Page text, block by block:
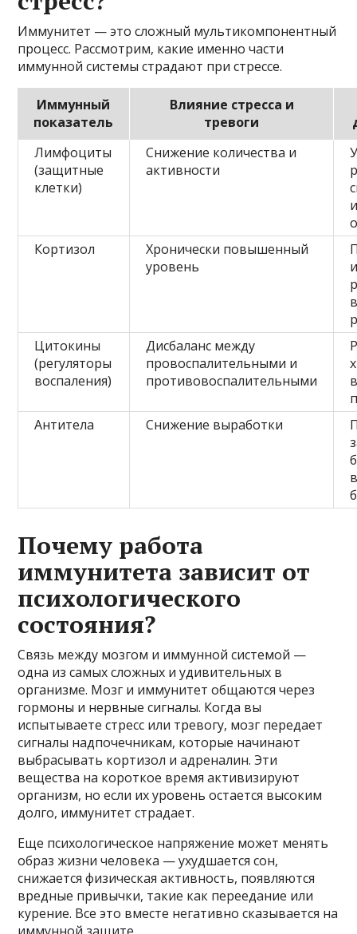
Иммунитет — это сложный мультикомпонентный
процесс. Рассмотрим, какие именно части
иммунной системы страдают при стрессе.
Иммунный
показатель
Влияние стресса и
тревоги
Лимфоциты
(защитные
клетки)
Снижение количества и
активности
Кортизол
Хронически повышенный
уровень
Цитокины
(регуляторы
воспаления)
Дисбаланс между
провоспалительными и
противовоспалительными
Антитела
Снижение выработки
Почему работа
иммунитета зависит от
психологического
состояния?
Связь между мозгом и иммунной системой —
одна из самых сложных и удивительных в
организме. Мозг и иммунитет общаются через
гормоны и нервные сигналы. Когда вы
испытываете стресс или тревогу, мозг передает
сигналы надпочечникам, которые начинают
выбрасывать кортизол и адреналин. Эти
вещества на короткое время активизируют
организм, но если их уровень остается высоким
долго, иммунитет страдает.
Еще психологическое напряжение может менять
образ жизни человека — ухудшается сон,
снижается физическая активность, появляются
вредные привычки, такие как переедание или
курение. Все это вместе негативно сказывается на